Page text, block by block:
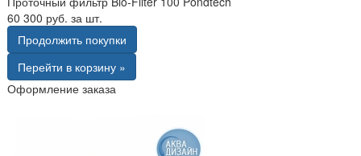
60 300 руб. за шт.
Продолжить покупки
Перейти в корзину »
Оформление заказа